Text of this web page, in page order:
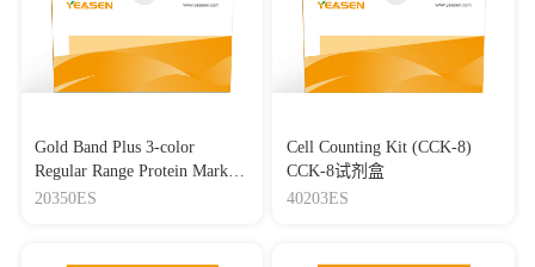
Gold Band Plus 3-color
Regular Range Protein Marker
(8-180 kDa) 三色预染蛋白质
20350ES
Cell Counting Kit (CCK-8)
CCK-8试剂盒
40203ES